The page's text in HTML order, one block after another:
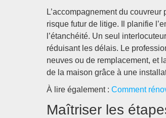
L’accompagnement du
risque futur de litige. Il planifie
l’étanchéité. Un seul
réduisant les délais. Le
neuves ou de remplacement, et
de la maison grâce à une
À lire également : Comment
Maîtriser les